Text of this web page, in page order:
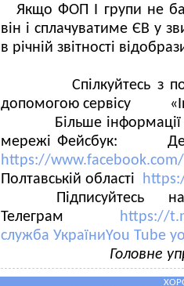
Якщо ФОП І групи не
він і сплачуватиме ЄВ у
в річній звітності
Спілкуйтесь з
допомогою сервісу
Більше інформації
мережі Фейсбук:
https://
Полтавській області
Підписуйтесь
Телеграм https://
служба УкраїниYou Tube
Головне